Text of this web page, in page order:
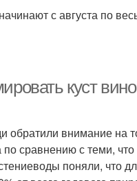
с августа по
куст
обратили внимание на
по сравнению с теми,
поняли, что